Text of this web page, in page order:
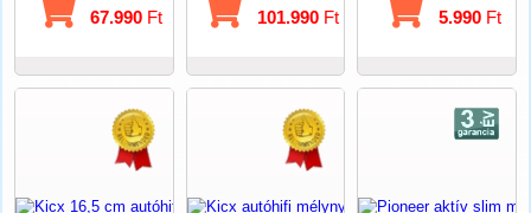
67.990 Ft 101.990Ft 5.990Ft